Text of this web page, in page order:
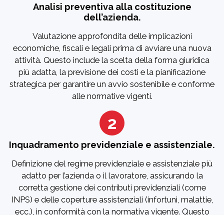
Analisi preventiva alla costituzione
dell’azienda.
Valutazione approfondita delle implicazioni
economiche, fiscali e legali prima di avviare una nuova
attività. Questo include la scelta della forma giuridica
più adatta, la previsione dei costi e la pianificazione
strategica per garantire un avvio sostenibile e conforme
alle normative vigenti.
2
Inquadramento previdenziale e assistenziale.
Definizione del regime previdenziale e assistenziale più
adatto per l’azienda o il lavoratore, assicurando la
corretta gestione dei contributi previdenziali (come
INPS) e delle coperture assistenziali (infortuni, malattie,
ecc.), in conformità con la normativa vigente. Questo